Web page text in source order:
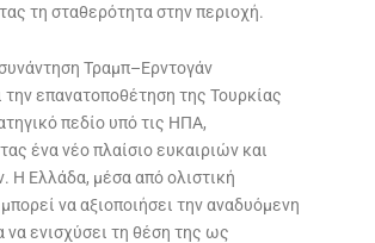
τη σταθερότητα στην περιοχή.
Τραμπ–Ερντογάν
την επανατοποθέτηση της Τουρκίας
πεδίο υπό τις ΗΠΑ,
ένα νέο πλαίσιο ευκαιριών και
Η Ελλάδα, μέσα από ολιστική
να αξιοποιήσει την αναδυόμενη
να ενισχύσει τη θέση της ως